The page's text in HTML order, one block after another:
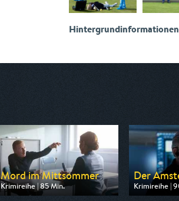
Mord im Mittsommer
Krimireihe | 85 Min.
Ausgestrahlt von arte
Der
Krimireihe |
Ausgestrahlt